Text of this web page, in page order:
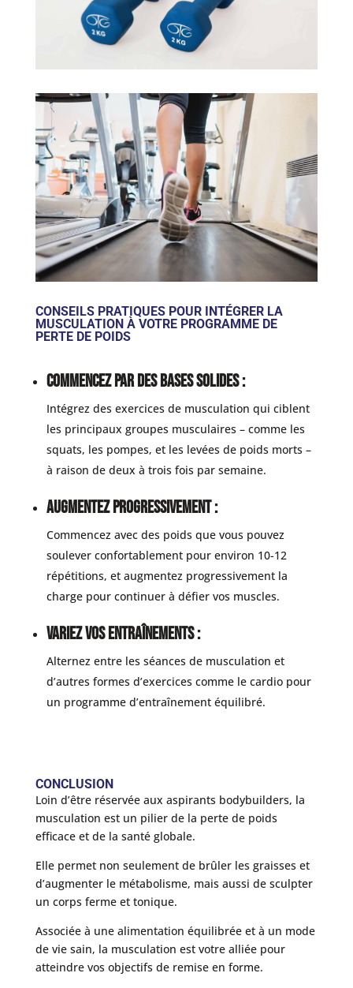
CONSEILS PRATIQUES POUR INTÉGRER LA
MUSCULATION À VOTRE PROGRAMME DE
PERTE DE POIDS
Commencez par des bases solides :
Intégrez des exercices de musculation qui ciblent
les principaux groupes musculaires – comme les
squats, les pompes, et les levées de poids morts –
à raison de deux à trois fois par semaine.
Augmentez progressivement :
Commencez avec des poids que vous pouvez
soulever confortablement pour environ 10-12
répétitions, et augmentez progressivement la
charge pour continuer à défier vos muscles.
Variez vos entraînements :
Alternez entre les séances de musculation et
d’autres formes d’exercices comme le cardio pour
un programme d’entraînement équilibré.
CONCLUSION
Loin d’être réservée aux aspirants bodybuilders, la
musculation est un pilier de la perte de poids
efficace et de la santé globale.
Elle permet non seulement de brûler les graisses et
d’augmenter le métabolisme, mais aussi de sculpter
un corps ferme et tonique.
Associée à une alimentation équilibrée et à un mode
de vie sain, la musculation est votre alliée pour
atteindre vos objectifs de remise en forme.